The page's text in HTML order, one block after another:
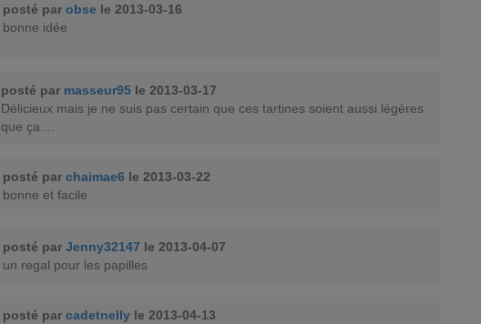
posté par obse le 2013-03-16
bonne idée
posté par masseur95 le 2013-03-17
Délicieux mais je ne suis pas certain que ces tartines soient aussi légères
que ça....
posté par chaimae6 le 2013-03-22
bonne et facile
posté par Jenny32147 le 2013-04-07
un regal pour les papilles
posté par cadetnelly le 2013-04-13